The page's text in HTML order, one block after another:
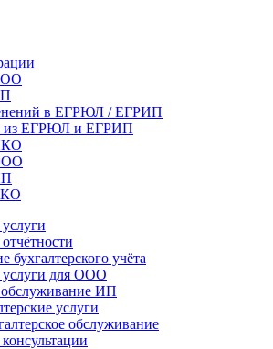
в ЕГРЮЛ / ЕГРИП
из ЕГРЮЛ и ЕГРИП
бухгалтерского учёта
услуги для ООО
обслуживание ИП
услуги
обслуживание